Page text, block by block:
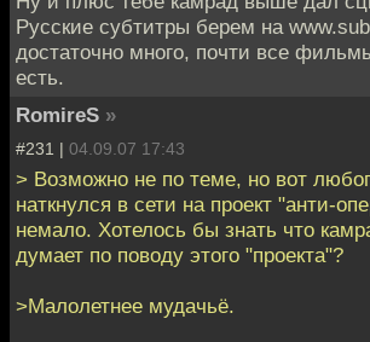
Русские субтитры берем на
достаточно много, почти все
есть.
RomireS »
#231 | 04.09.07 17:43
> Возможно не по теме, но вот
наткнулся в сети на проект "анти-
немало. Хотелось бы знать что
думает по поводу этого "проекта"?
>Малолетнее мудачьё.